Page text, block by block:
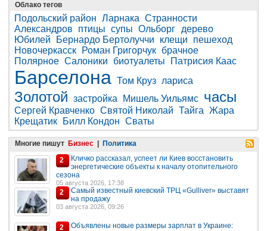
Облако тегов
Подольский район Ларнака Странности
Александров
птицы супы Ольборг
дерево
Юбилей
Бернардо Бертолуччи клещи
пешеход
Новочеркасск
Роман Григорчук брачное
Полярное Салоники биотуалеты Патрисия Каас
Барселона Том Круз лариса
Золотой застройка Мишель Уильямс часы
Сергей Кравченко Святой Николай Тайга Жара
Крещатик
Билл Кондон Сваты
Многие пишут Бизнес
Политика
2
Кличко рассказал, успеет ли Киев восстановить
энергетические объекты к началу отопительного
сезона
05 августа 2026, 17:38
2
Самый известный киевский ТРЦ «Gulliver» выставят
на продажу
03 августа 2026, 09:26
2
Объявлены новые размеры зарплат в Украине: